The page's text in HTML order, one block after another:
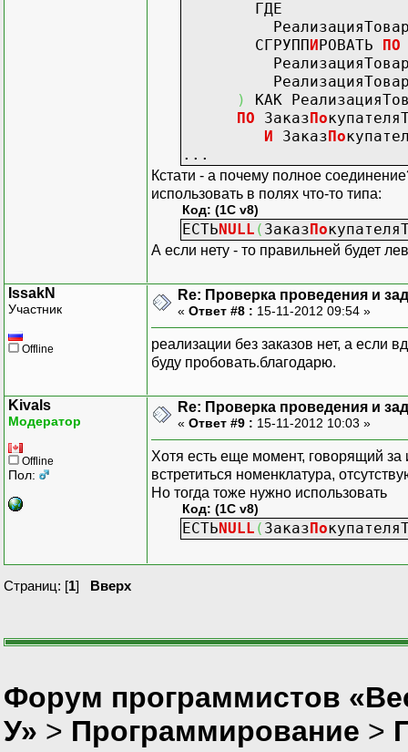
ГДЕ
СГРУППИРОВАТЬ ПО
)
КАК
ПО ЗаказПо
И ЗаказПо
...
Кстати - а почему полное
использовать в полях что-то типа:
Код: (1C v8)
ЕСТЬNULL ( ЗаказПо
А если нету - то правильней будет
IssakN
Участник
Offline
Re: Проверка проведения и
« Ответ #8 : 15-11-2012 09:54 »
реализации без заказов нет, а если
буду пробовать.благодарю.
Kivals
Модератор
Offline
Пол:
Re: Проверка проведения и
« Ответ #9 : 15-11-2012 10:03 »
Хотя есть еще момент, говорящий
встретиться номенклатура,
Но тогда тоже нужно использовать
Код: (1C v8)
ЕСТЬNULL ( ЗаказПо
Страниц: [1] Вверх
Форум программистов
У» > Программирование >